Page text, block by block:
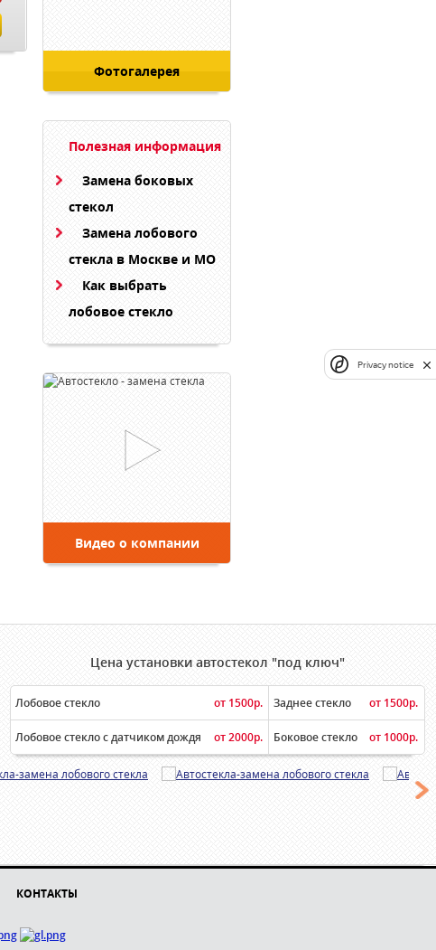
Фотогалерея
Полезная информация
Замена боковых
стекол
Замена лобового
стекла в Москве и МО
Как выбрать
лобовое стекло
Видео о компании
Цена установки автостекол "под ключ"
Лобовое стекло от 1500р. Заднее стекло от 1500р.
Лобовое стекло с датчиком дождя от 2000р. Боковое стекло от 1000р.
КОНТАКТЫ
Privacy notice